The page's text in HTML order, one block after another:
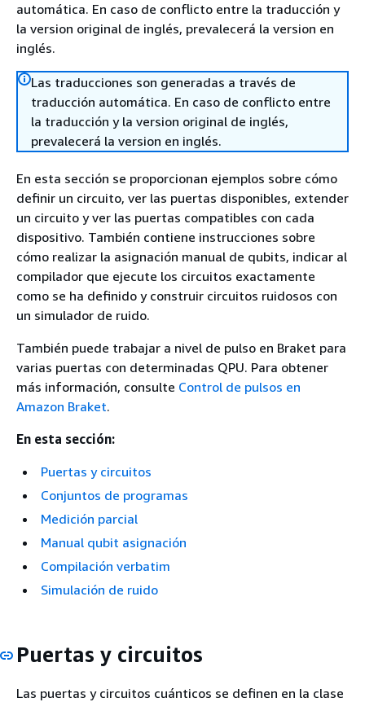
automática. En caso de conflicto entre la traducción y
la version original de inglés, prevalecerá la version en
inglés.
Las traducciones son generadas a través de
traducción automática. En caso de conflicto entre
la traducción y la version original de inglés,
prevalecerá la version en inglés.
En esta sección se proporcionan ejemplos sobre cómo
definir un circuito, ver las puertas disponibles, extender
un circuito y ver las puertas compatibles con cada
dispositivo. También contiene instrucciones sobre
cómo realizar la asignación manual de qubits, indicar al
compilador que ejecute los circuitos exactamente
como se ha definido y construir circuitos ruidosos con
un simulador de ruido.
También puede trabajar a nivel de pulso en Braket para
varias puertas con determinadas QPU. Para obtener
más información, consulte Control de pulsos en
Amazon Braket.
En esta sección:
Puertas y circuitos
Conjuntos de programas
Medición parcial
Manual qubit asignación
Compilación verbatim
Simulación de ruido
Puertas y circuitos
Las puertas y circuitos cuánticos se definen en la clase